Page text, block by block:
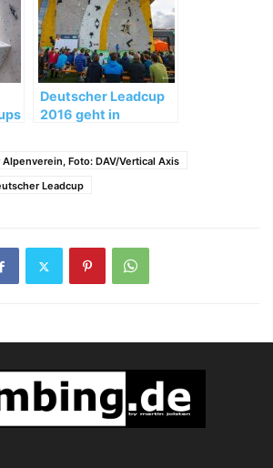
Deutscher Leadcup
2016 geht in
Foto: DAV/Vertical Axis
Leadcup